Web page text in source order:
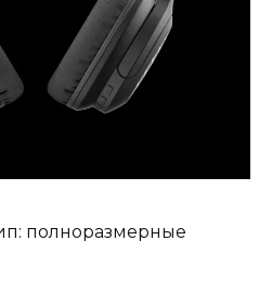
полноразмерные